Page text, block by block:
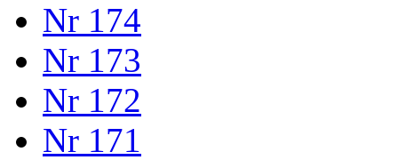
Nr 174
Nr 173
Nr 172
Nr 171